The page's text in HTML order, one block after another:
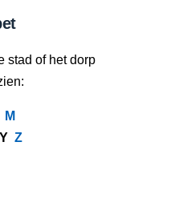
stad of het dorp
M
Z